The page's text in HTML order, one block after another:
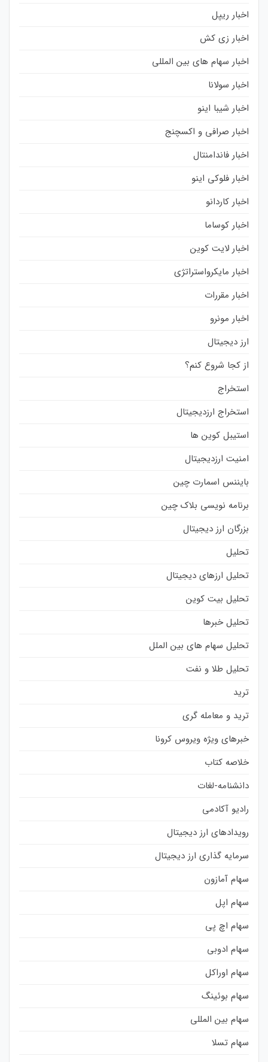
اخبار ریپل
اخبار زی کش
اخبار سهام های بین المللی
اخبار سولانا
اخبار شیبا اینو
اخبار صرافی و اکسچنج
اخبار فاندامنتال
اخبار فلوکی اینو
اخبار کاردانو
اخبار کوساما
اخبار لایت کوین
اخبار مایکرواستراتژی
اخبار مقررات
اخبار مونرو
ارز دیجیتال
از کجا شروع کنم؟
استخراج
استخراج ارزدیجیتال
استیبل کوین ها
امنیت ارزدیجیتال
بایننس اسمارت چین
برنامه نویسی بلاک چین
بزرگان ارز دیجیتال
تحلیل
تحلیل ارزهای دیجیتال
تحلیل بیت کوین
تحلیل خبرها
تحلیل سهام های بین الملل
تحلیل طلا و نفت
ترید
ترید و معامله گری
خبرهای ویژه ویروس کرونا
خلاصه کتاب
دانشنامه-لغات
رادیو آکادمی
رویدادهای ارز دیجیتال
سرمایه گذاری ارز دیجیتال
سهام آمازون
سهام اپل
سهام اچ پی
سهام ادوبی
سهام اوراکل
سهام بوئینگ
سهام بین المللی
سهام تسلا